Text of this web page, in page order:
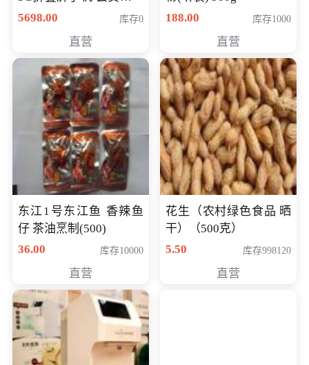
购买价格 4998元
5698.00 库存0
直营
188.00
库存1000
直营
东江1号东江鱼 香辣鱼
仔 茶油烹制(500)
36.00
库存10000
直营
花生（农村绿色食品 晒
干）（500克）
5.50
库存998120
直营